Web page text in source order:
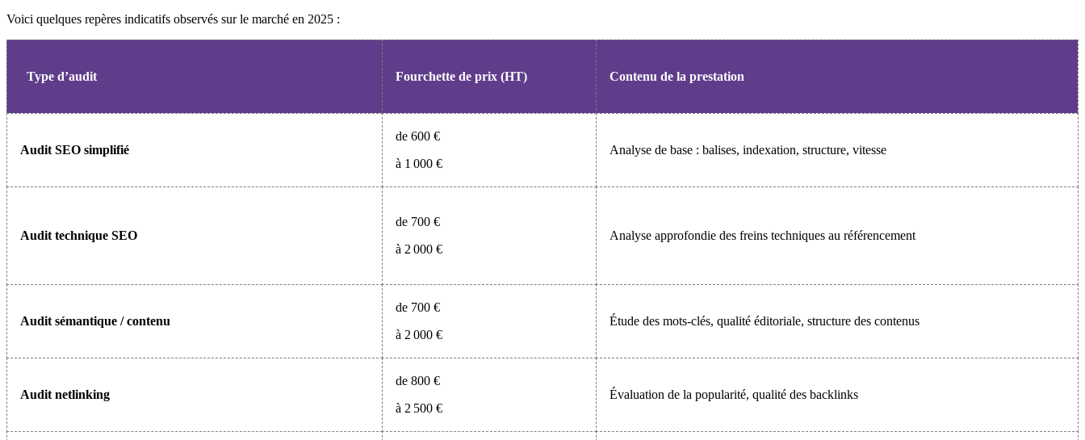
Voici quelques repères indicatifs observés sur le marché en 2025 :
Type d’audit Fourchette de prix (HT) Contenu de la prestation
Audit SEO simplifié
de 600 €
à 1 000 €
Analyse de base : balises, indexation, structure, vitesse
Audit technique SEO
de 700 €
à 2 000 €
Analyse approfondie des freins techniques au référencement
Audit sémantique / contenu
de 700 €
à 2 000 €
Étude des mots-clés, qualité éditoriale, structure des contenus
Audit netlinking
de 800 €
à 2 500 €
Évaluation de la popularité, qualité des backlinks